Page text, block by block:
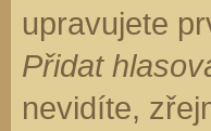
upravujete
Přidat
nevidíte,